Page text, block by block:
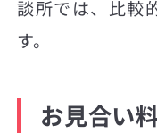
談所では、比較
す。
お見合い